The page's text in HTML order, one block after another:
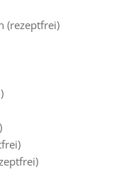
(rezeptfrei)